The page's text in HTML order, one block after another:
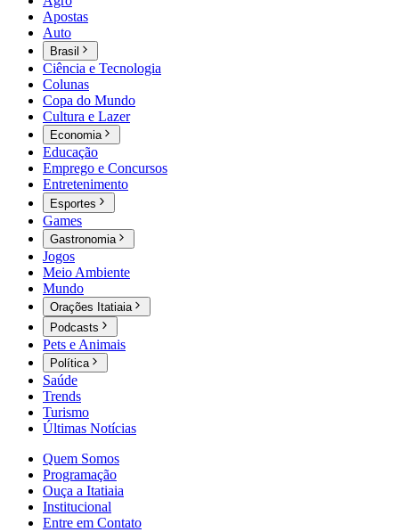
Apostas
Auto
Brasil
Ciência e Tecnologia
Colunas
Copa do Mundo
Cultura e Lazer
Economia
Educação
Emprego e Concursos
Entretenimento
Esportes
Games
Gastronomia
Jogos
Meio Ambiente
Mundo
Orações Itatiaia
Podcasts
Pets e Animais
Política
Saúde
Trends
Turismo
Últimas Notícias
Quem Somos
Programação
Ouça a Itatiaia
Institucional
Entre em Contato